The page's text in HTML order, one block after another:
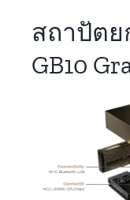
สถาปัตย
GB10